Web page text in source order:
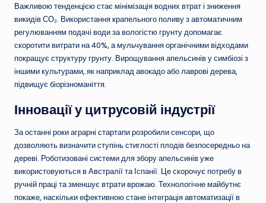
Важливою тенденцією стає мінімізація водних втрат і зниження
викидів СО₂. Використання крапельного поливу з автоматичним
регулюванням подачі води за вологістю грунту допомагає
скоротити витрати на 40%, а мульчування органічними відходами
покращує структуру грунту. Вирощування апельсинів у симбіозі з
іншими культурами, як наприклад авокадо або лаврові дерева,
підвищує біорізноманіття.
Інновації у цитрусовій індустрії
За останні роки аграрні стартапи розробили сенсори, що
дозволяють визначити ступінь стиглості плодів безпосередньо на
дереві. Роботизовані системи для збору апельсинів уже
використовуються в Австралії та Іспанії. Це скорочує потребу в
ручній праці та зменшує втрати врожаю. Технологічне майбутнє
покаже, наскільки ефективною стане інтеграція автоматизації в